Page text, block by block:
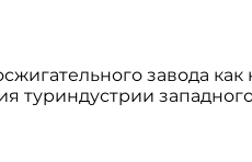
завода
туриндустрии